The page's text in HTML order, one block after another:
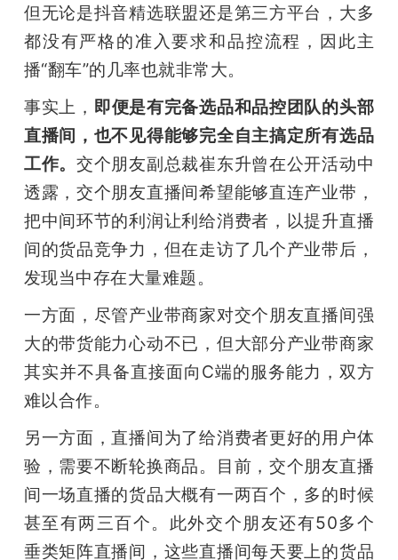
但无论是抖音精选联盟还是第三方平台，大多
都没有严格的准入要求和品控流程，因此主
播“翻车”的几率也就非常大。
事实上， 即便是有完备选品和品控团队的头部
直播间，也不见得能够完全自主搞定所有选品
工作。交个朋友副总裁崔东升曾在公开活动中
透露，交个朋友直播间希望能够直连产业带，
把中间环节的利润让利给消费者，以提升直播
间的货品竞争力，但在走访了几个产业带后，
发现当中存在大量难题。
一方面，尽管产业带商家对交个朋友直播间强
大的带货能力心动不已，但大部分产业带商家
其实并不具备直接面向C端的服务能力，双方
难以合作。
另一方面，直播间为了给消费者更好的用户体
验，需要不断轮换商品。目前，交个朋友直播
间一场直播的货品大概有一两百个，多的时候
甚至有两三百个。此外交个朋友还有50多个
垂类矩阵直播间，这些直播间每天要上的货品